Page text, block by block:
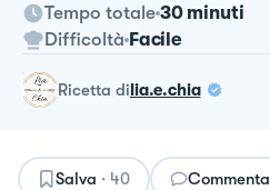
Tempo totale 30 minuti
Difficoltà Facile
ricetta dilia.e.chia
Salva · 40 Commenta